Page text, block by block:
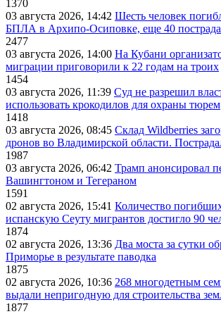
1370
03 августа 2026, 14:42 Шесть человек
БПЛА в Архипо-Осиповке, еще 40
2477
03 августа 2026, 14:00 На Кубани
миграции приговорили к 22 годам на троих
1454
03 августа 2026, 11:39 Суд не разрешил
использовать крокодилов для охраны тюрем
1418
03 августа 2026, 08:45 Склад Wildberries
дронов во Владимирской области.
1987
03 августа 2026, 06:42 Трамп анонсировал
Вашингтоном и Тегераном
1591
02 августа 2026, 15:41 Количество
испанскую Сеуту мигрантов достигло 90
1874
02 августа 2026, 13:36 Два моста за сутки
Приморье в результате паводка
1875
02 августа 2026, 10:36 268 многодетным
выдали непригодную для строительства
1877